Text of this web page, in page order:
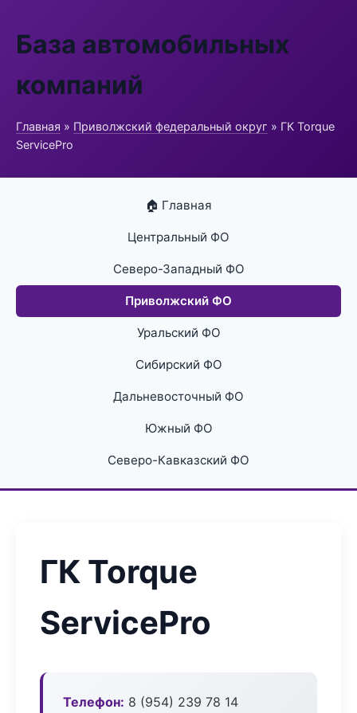
База автомобильных
компаний
Главная » Приволжский федеральный округ » ГК Torque
ServicePro
🏠 Главная
Центральный ФО
Северо-Западный ФО
Приволжский ФО
Уральский ФО
Сибирский ФО
Дальневосточный ФО
Южный ФО
Северо-Кавказский ФО
ГК Torque
ServicePro
Телефон: 8 (954) 239 78 14